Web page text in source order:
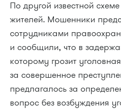
По другой известной
жителей. Мошенники
сотрудниками
и сообщили, что в
которому грозит
за совершенное
предлагалось за
вопрос без возбуждения